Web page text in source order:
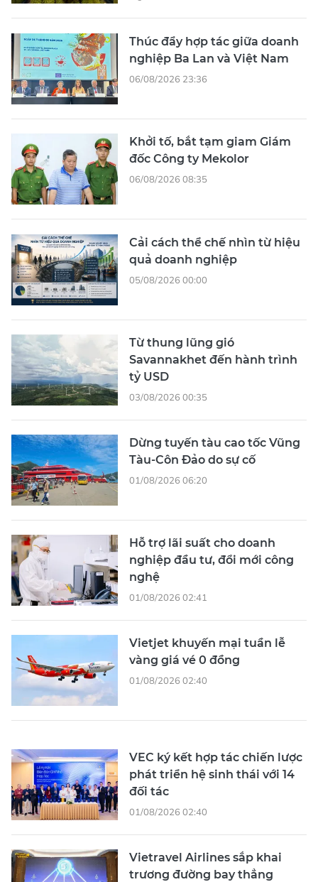
Thúc đẩy hợp tác giữa doanh
nghiệp Ba Lan và Việt Nam
06/08/2026 23:36
Khởi tố, bắt tạm giam Giám
đốc Công ty Mekolor
06/08/2026 08:35
Cải cách thể chế nhìn từ hiệu
quả doanh nghiệp
05/08/2026 00:00
Từ thung lũng gió
Savannakhet đến hành trình
tỷ USD
03/08/2026 00:35
Dừng tuyến tàu cao tốc Vũng
Tàu-Côn Đảo do sự cố
01/08/2026 06:20
Hỗ trợ lãi suất cho doanh
nghiệp đầu tư, đổi mới công
nghệ
01/08/2026 02:41
Vietjet khuyến mại tuần lễ
vàng giá vé 0 đồng
01/08/2026 02:40
VEC ký kết hợp tác chiến lược
phát triển hệ sinh thái với 14
đối tác
01/08/2026 02:40
Vietravel Airlines sắp khai
trương đường bay thẳng